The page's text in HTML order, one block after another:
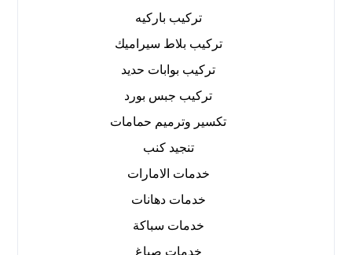
تركيب باركيه
تركيب بلاط سيراميك
تركيب بوابات حديد
تركيب جبس بورد
تكسير وترميم حمامات
تنجيد كنب
خدمات الامارات
خدمات دهانات
خدمات سباكة
خدمات صباغ